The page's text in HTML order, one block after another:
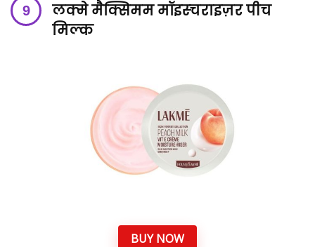
लक्मे मैक्सिमम मॉइस्चराइज़र पीच
मिल्क
BUY NOW